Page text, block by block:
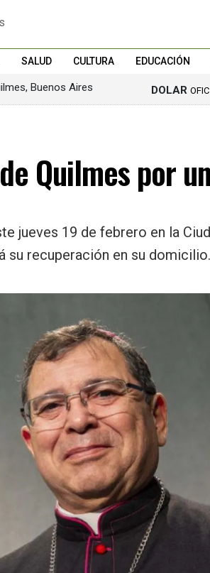
SALUD CULTURA EDUCACIÓN
Buenos Aires DOLAR
Quilmes por
jueves 19 de febrero en la
su recuperación en su domicilio.